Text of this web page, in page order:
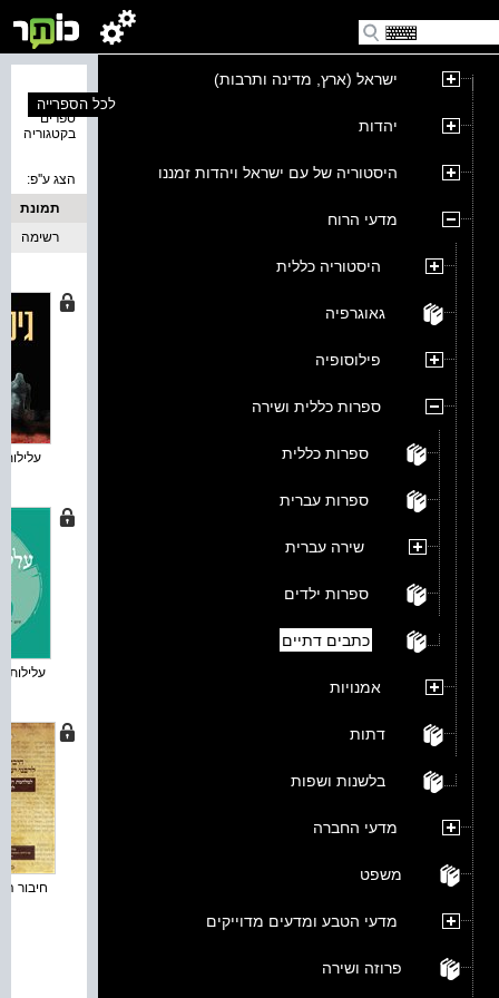
ישראל (ארץ, מדינה ותרבות)
יהדות
היסטוריה של עם ישראל ויהדות זמננו
מדעי הרוח
היסטוריה כללית
גאוגרפיה
פילוסופיה
ספרות כללית ושירה
ספרות כללית
ספרות עברית
שירה עברית
ספרות ילדים
כתבים דתיים
אמנויות
דתות
בלשנות ושפות
מדעי החברה
משפט
מדעי הטבע ומדעים מדוייקים
פרוזה ושירה
ספרים
בקטגוריה
לכל הספרייה
הצג ע''פ:
תמונת
כריכה
רשימה
עלילות
חיבור